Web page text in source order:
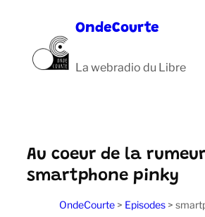
contenu
OndeCourte
La webradio du Libre
Au coeur de la
smartphone pinky
OndeCourte > Episodes >